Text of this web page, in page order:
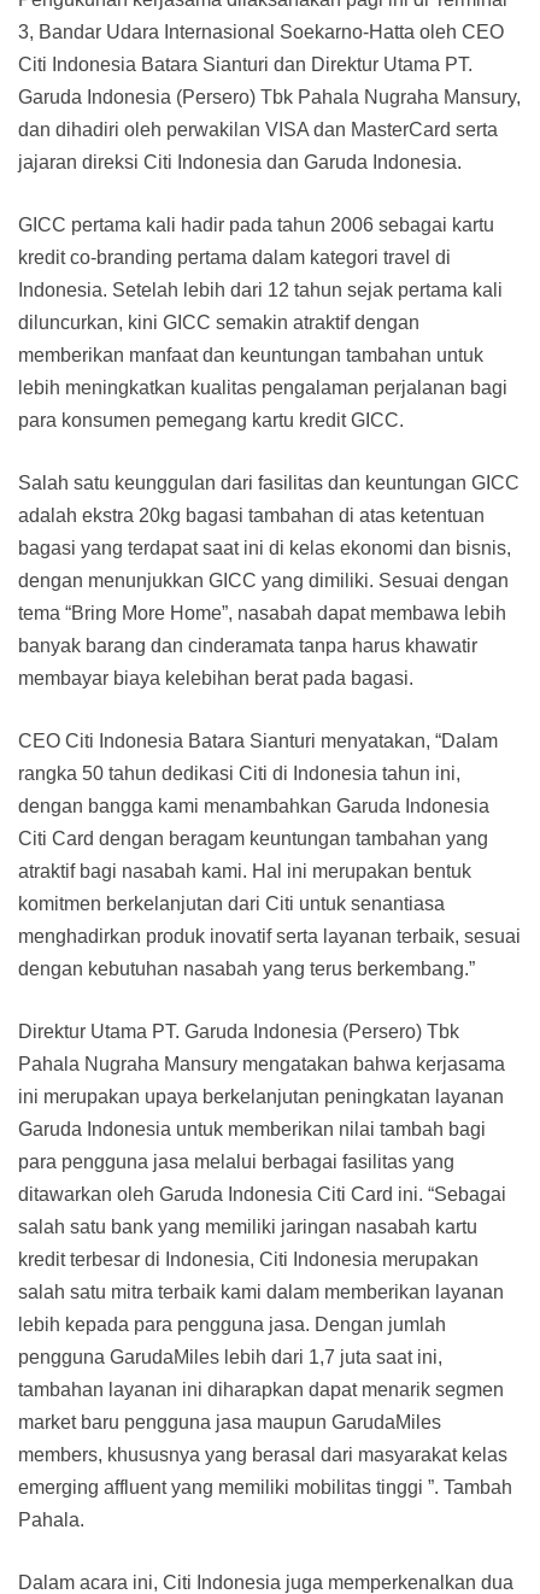
3, Bandar Udara Internasional Soekarno-Hatta oleh CEO
Citi Indonesia Batara Sianturi dan Direktur Utama PT.
Garuda Indonesia (Persero) Tbk Pahala Nugraha Mansury,
dan dihadiri oleh perwakilan VISA dan MasterCard serta
jajaran direksi Citi Indonesia dan Garuda Indonesia.
GICC pertama kali hadir pada tahun 2006 sebagai kartu
kredit co-branding pertama dalam kategori travel di
Indonesia. Setelah lebih dari 12 tahun sejak pertama kali
diluncurkan, kini GICC semakin atraktif dengan
memberikan manfaat dan keuntungan tambahan untuk
lebih meningkatkan kualitas pengalaman perjalanan bagi
para konsumen pemegang kartu kredit GICC.
Salah satu keunggulan dari fasilitas dan keuntungan GICC
adalah ekstra 20kg bagasi tambahan di atas ketentuan
bagasi yang terdapat saat ini di kelas ekonomi dan bisnis,
dengan menunjukkan GICC yang dimiliki. Sesuai dengan
tema “Bring More Home”, nasabah dapat membawa lebih
banyak barang dan cinderamata tanpa harus khawatir
membayar biaya kelebihan berat pada bagasi.
CEO Citi Indonesia Batara Sianturi menyatakan, “Dalam
rangka 50 tahun dedikasi Citi di Indonesia tahun ini,
dengan bangga kami menambahkan Garuda Indonesia
Citi Card dengan beragam keuntungan tambahan yang
atraktif bagi nasabah kami. Hal ini merupakan bentuk
komitmen berkelanjutan dari Citi untuk senantiasa
menghadirkan produk inovatif serta layanan terbaik, sesuai
dengan kebutuhan nasabah yang terus berkembang.”
Direktur Utama PT. Garuda Indonesia (Persero) Tbk
Pahala Nugraha Mansury mengatakan bahwa kerjasama
ini merupakan upaya berkelanjutan peningkatan layanan
Garuda Indonesia untuk memberikan nilai tambah bagi
para pengguna jasa melalui berbagai fasilitas yang
ditawarkan oleh Garuda Indonesia Citi Card ini. “Sebagai
salah satu bank yang memiliki jaringan nasabah kartu
kredit terbesar di Indonesia, Citi Indonesia merupakan
salah satu mitra terbaik kami dalam memberikan layanan
lebih kepada para pengguna jasa. Dengan jumlah
pengguna GarudaMiles lebih dari 1,7 juta saat ini,
tambahan layanan ini diharapkan dapat menarik segmen
market baru pengguna jasa maupun GarudaMiles
members, khususnya yang berasal dari masyarakat kelas
emerging affluent yang memiliki mobilitas tinggi ”. Tambah
Pahala.
Dalam acara ini, Citi Indonesia juga memperkenalkan dua